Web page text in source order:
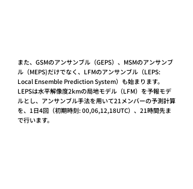
また、GSMのアンサンブル（GEPS）、MSMのアンサンブ
ル（MEPS)だけでなく、LFMのアンサンブル（LEPS:
Local Ensemble Prediction System）も始まります。
LEPSは水平解像度2kmの局地モデル（LFM）を予報モデ
ルとし、アンサンブル手法を用いて21メンバーの予測計算
を、1日4回（初期時刻: 00,06,12,18UTC）、21時間先ま
で行います。